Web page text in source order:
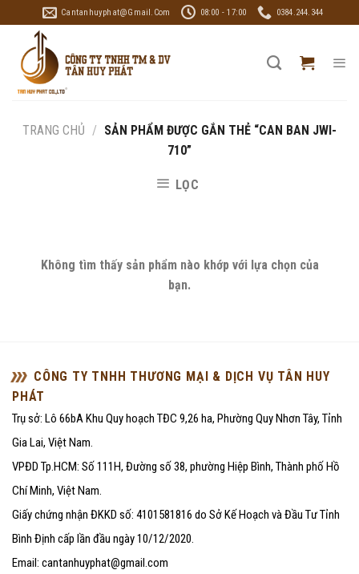
to
content
Cantanhuyphat@gmail.com 08:00 - 17:00 0384.244.344
TRANG CHỦ / SẢN PHẨM ĐƯỢC GẮN THẺ “CAN BAN JWI-
710”
LỌC
Không tìm thấy sản phẩm nào khớp với lựa chọn của
bạn.
CÔNG TY TNHH THƯƠNG MẠI & DỊCH VỤ TÂN HUY
PHÁT
Trụ sở: Lô 66bA Khu Quy hoạch TĐC 9,26 ha, Phường Quy Nhơn Tây, Tỉnh
Gia Lai, Việt Nam.
VPĐD Tp.HCM: Số 111H, Đường số 38, phường Hiệp Bình, Thành phố Hồ
Chí Minh, Việt Nam.
Giấy chứng nhận ĐKKD số: 4101581816 do Sở Kế Hoạch và Đầu Tư Tỉnh
Bình Định cấp lần đầu ngày 10/12/2020.
Email: cantanhuyphat@gmail.com